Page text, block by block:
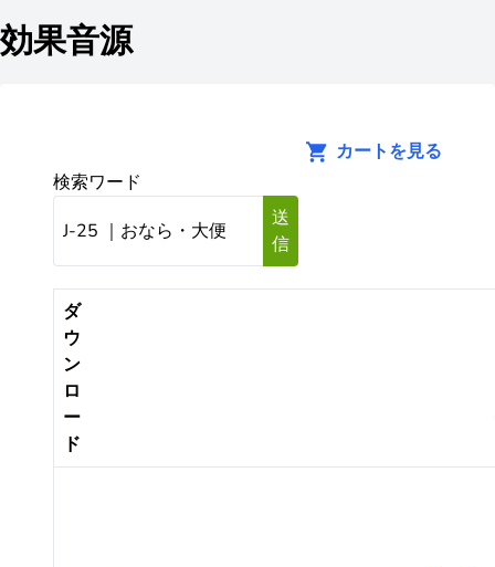
効果音源
カートを見る
検索ワード
送
信
ダ
ウ
ン
ロ
ー
ド